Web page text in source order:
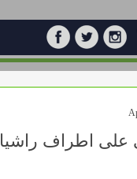
اطراف راشيا